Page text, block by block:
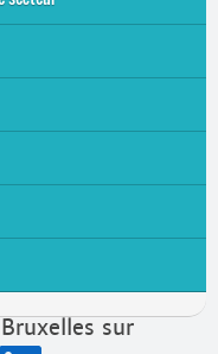
Bruxelles
sur